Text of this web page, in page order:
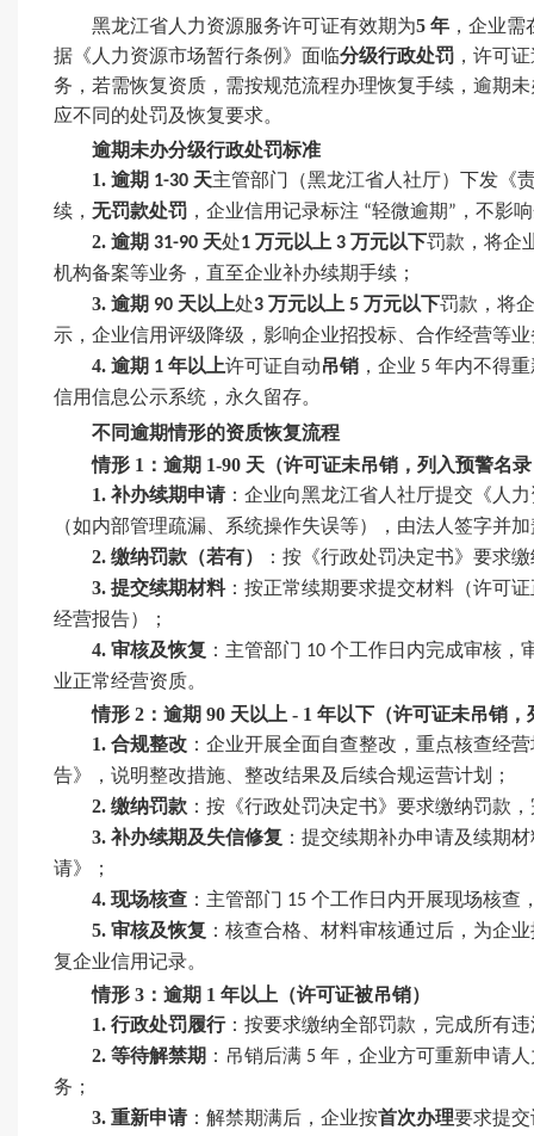
IATF16949
黑龙江省人力资源服务许可证有效期为5 年 ，企业
据《人力资源市场暂行条例》面临分级行政处罚 ，许可
务，若需恢复资质，需按规范流程办理恢复手续，逾期
应不同的处罚及恢复要求。
逾期未办分级行政处罚标准
1. 逾期 1-30 天主管部门（黑龙江省人社厅）下发《
续， 无罚款处罚 ，企业信用记录标注 “轻微逾期” ，不影
2. 逾期 31-90 天处1 万元以上 3 万元以下罚款，将企
机构备案等业务，直至企业补办续期手续；
3. 逾期 90 天以上处3 万元以上 5 万元以下罚款，将
示，企业信用评级降级，影响企业招投标、合作经营等
4. 逾期 1 年以上许可证自动吊销 ，企业 5 年内不得
信用信息公示系统，永久留存。
不同逾期情形的资质恢复流程
情形 1：逾期 1-90 天（许可证未吊销，列入预警名
1. 补办续期申请：企业向黑龙江省人社厅提交《人
（如内部管理疏漏、系统操作失误等），由法人签字并
2. 缴纳罚款（若有）
：按《行政处罚决定书》要求
3. 提交续期材料：按正常续期要求提交材料（许可
经营报告）；
4. 审核及恢复 ：主管部门 10 个工作日内完成审核，
业正常经营资质。
情形 2：逾期 90 天以上 - 1 年以下（许可证未吊销
1. 合规整改 ：企业开展全面自查整改，重点核查经
告》，说明整改措施、整改结果及后续合规运营计划；
2. 缴纳罚款 ：按《行政处罚决定书》要求缴纳罚款
3. 补办续期及失信修复 ：提交续期补办申请及续期
请》；
4. 现场核查 ：主管部门 15 个工作日内开展现场核查
5. 审核及恢复 ：核查合格、材料审核通过后，为企
复企业信用记录。
情形 3：逾期 1 年以上（许可证被吊销）
1. 行政处罚履行：按要求缴纳全部罚款，完成所有
2. 等待解禁期 ：吊销后满 5 年，企业方可重新申请
务；
3. 重新申请：解禁期满后，企业按首次办理要求提